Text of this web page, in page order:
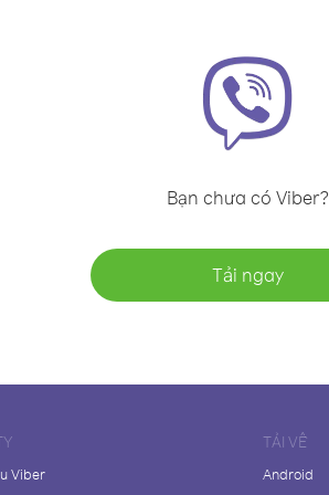
Bạn chưa có Viber?
Tải ngay
Viber
TẢI VỀ
Android